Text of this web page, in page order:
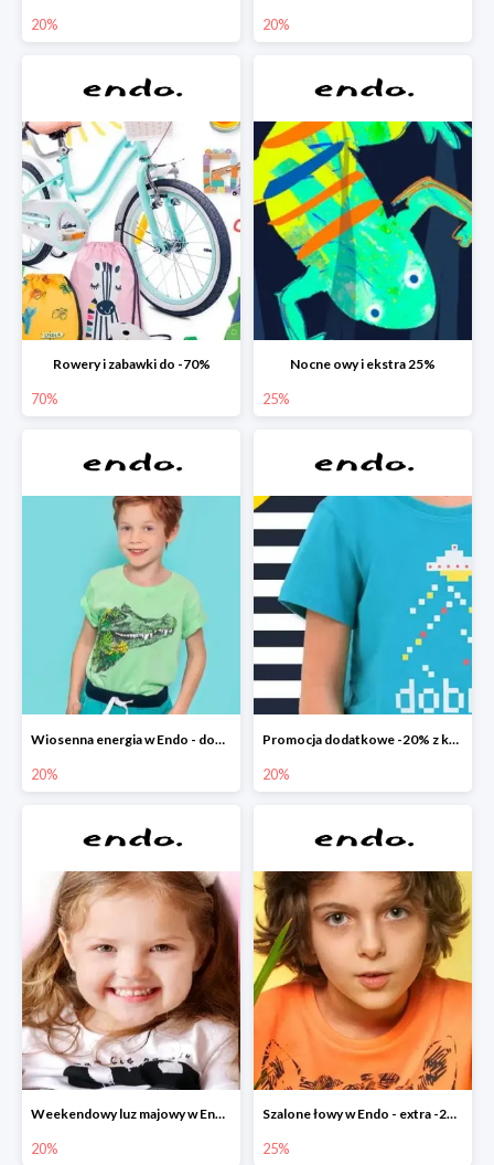
20% 20%
Rowery i zabawki do -70%
70%
Nocne owy i ekstra 25%
25%
Wiosenna energia w Endo - dodatkowe -20%
20%
Promocja dodatkowe -20% z kodem
20%
Weekendowy luz majowy w Endo - dodatkowe -20% na wszystko
20%
Szalone łowy w Endo - extra -25% na nowości
25%